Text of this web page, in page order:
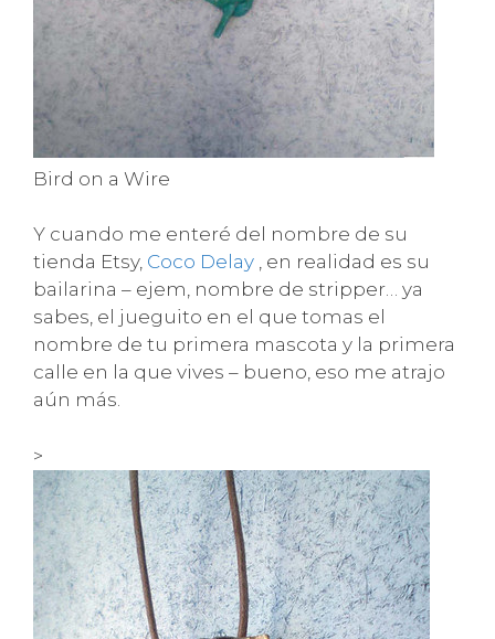
Bird on a Wire
Y cuando me enteré del nombre de su
tienda Etsy, Coco Delay , en realidad es su
bailarina – ejem, nombre de stripper… ya
sabes, el jueguito en el que tomas el
nombre de tu primera mascota y la primera
calle en la que vives – bueno, eso me atrajo
aún más.
>